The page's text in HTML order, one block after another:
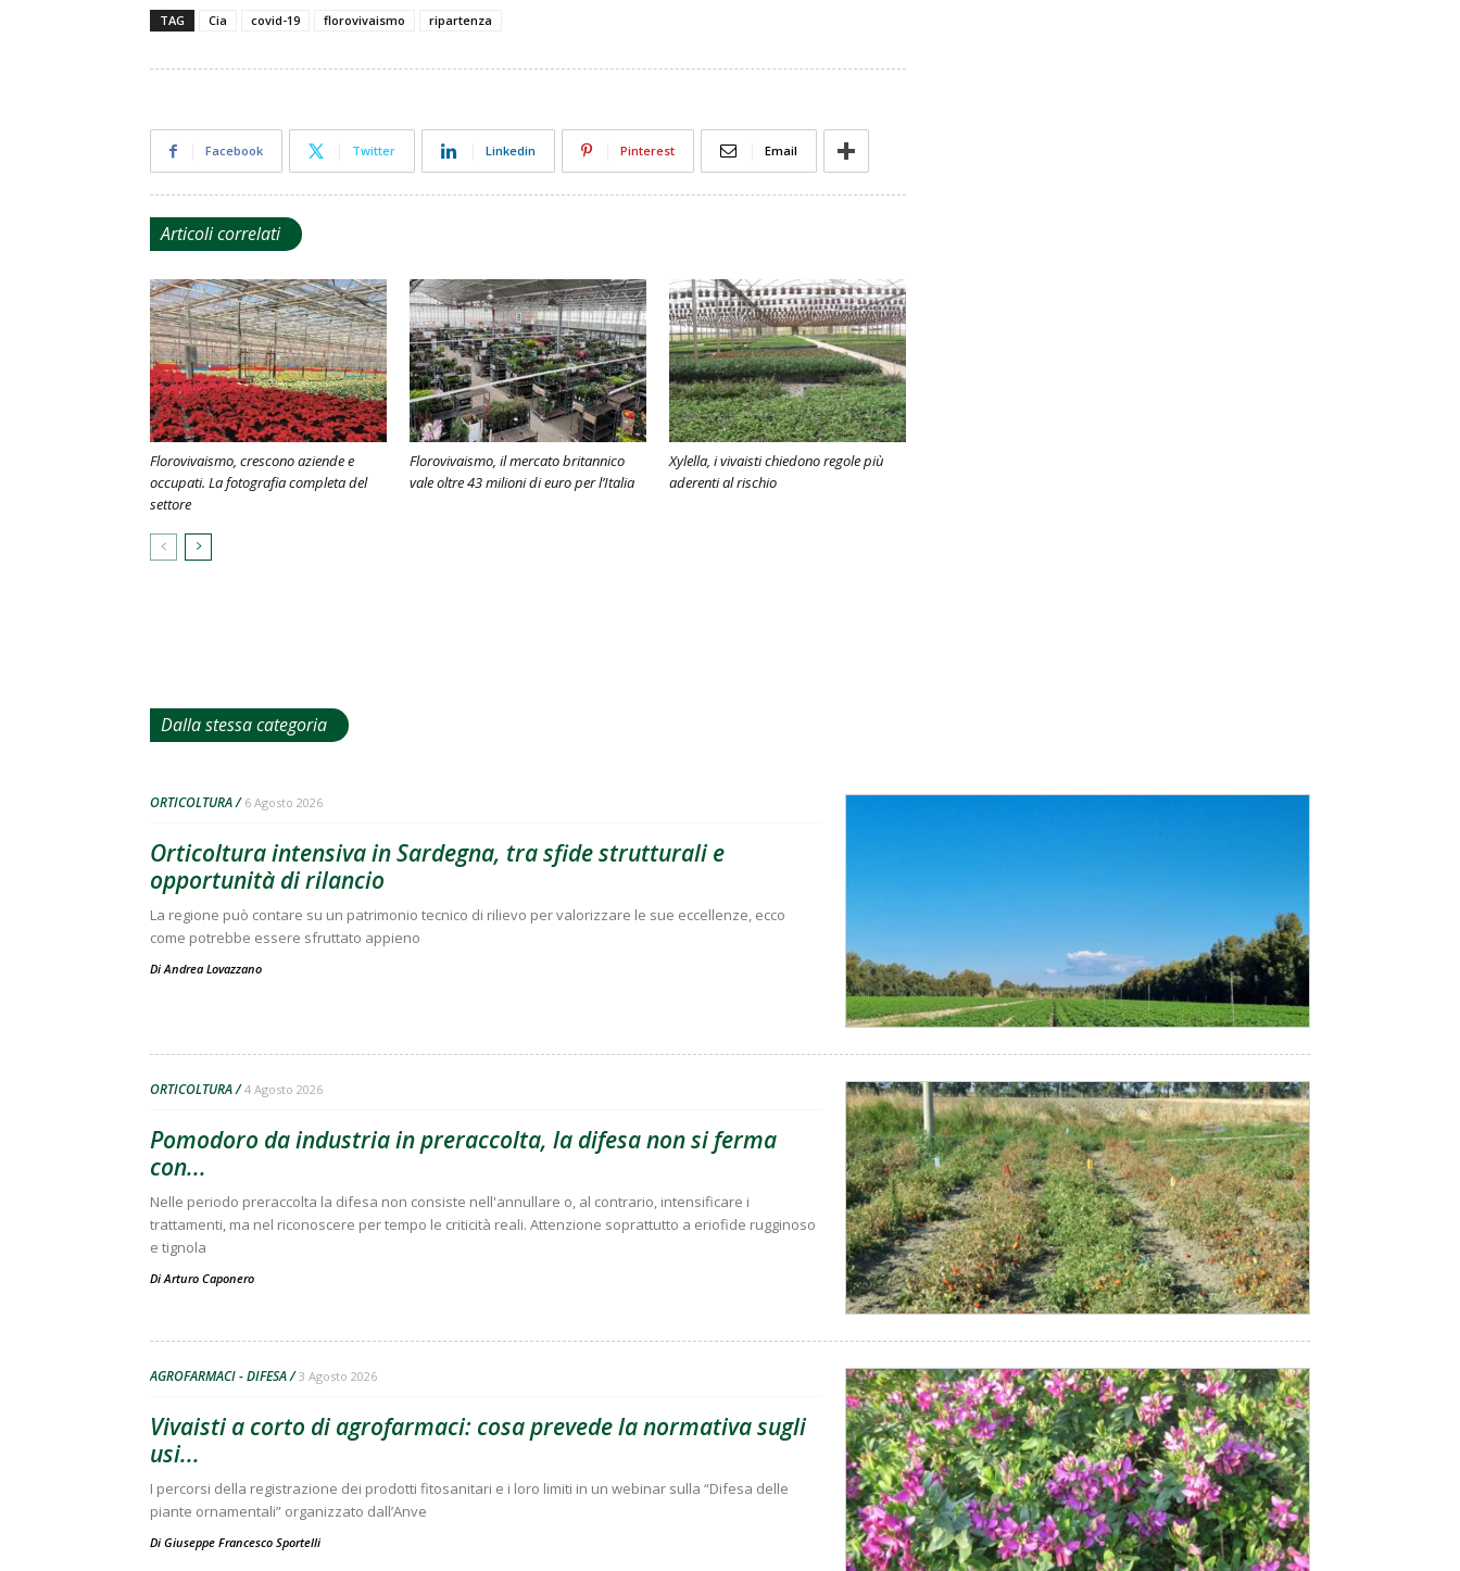
TAG Cia covid-19 florovivaismo ripartenza
Facebook Twitter Linkedin Pinterest Email
Articoli correlati
Florovivaismo, crescono aziende e
occupati. La fotografia completa del
settore
Florovivaismo, il mercato britannico
vale oltre 43 milioni di euro per l’Italia
Xylella, i vivaisti chiedono regole più
aderenti al rischio
Dalla stessa categoria
ORTICOLTURA 6 Agosto 2026
Orticoltura intensiva in Sardegna, tra sfide strutturali e
opportunità di rilancio
La regione può contare su un patrimonio tecnico di rilievo per valorizzare le sue eccellenze, ecco
come potrebbe essere sfruttato appieno
DiAndrea Lovazzano
ORTICOLTURA 4 Agosto 2026
Pomodoro da industria in preraccolta, la difesa non si ferma
con...
Nelle periodo preraccolta la difesa non consiste nell'annullare o, al contrario, intensificare i
trattamenti, ma nel riconoscere per tempo le criticità reali. Attenzione soprattutto a eriofide rugginoso
e tignola
DiArturo Caponero
AGROFARMACI - DIFESA 3 Agosto 2026
Vivaisti a corto di agrofarmaci: cosa prevede la normativa sugli
usi...
I percorsi della registrazione dei prodotti fitosanitari e i loro limiti in un webinar sulla “Difesa delle
piante ornamentali” organizzato dall’Anve
Di Giuseppe Francesco Sportelli